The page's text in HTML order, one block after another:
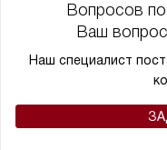
Вопросов по
Ваш
Наш специалист